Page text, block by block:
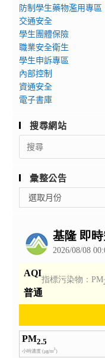
防制學生藥物濫用專區
交通安全
學生團體保險
職業安全衛生
學生申訴專區
內部控制
資通安全
電子書庫
搜尋網站
Search
for:
彙整公告
整
選取月份